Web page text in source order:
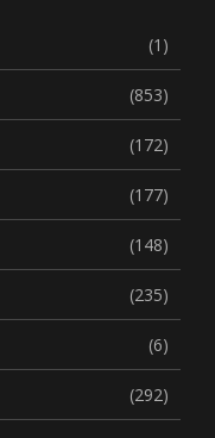
(1)
(853)
(172)
(177)
(148)
(235)
(6)
(292)